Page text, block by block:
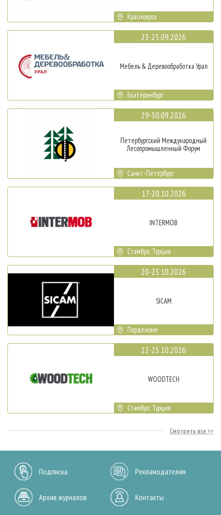
Красноярск
23-25.09.2026
Мебель & Деревообработка Урал
Екатеринбург
29-30.09.2026
Петербургский Международный
Лесопромышленный Форум
Санкт-Петербург
17-20.10.2026
INTERMOB
Стамбул, Турция
20-23.10.2026
SICAM
Порденоне
22-25.10.2026
WOODTECH
Стамбул, Турция
Смотреть все
Подписка Рекламодателям
Архив журналов Контакты